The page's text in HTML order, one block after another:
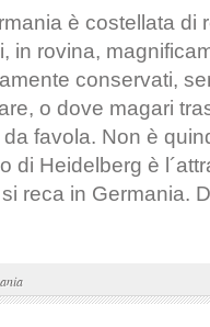
è costellata di
in rovina,
conservati,
o dove magari
favola. Non è
di Heidelberg è
reca in Germania.